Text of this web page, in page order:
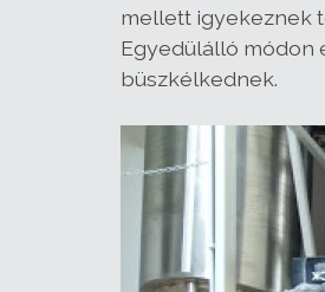
mellett igyekeznek
Egyedülálló módon
büszkélkednek.